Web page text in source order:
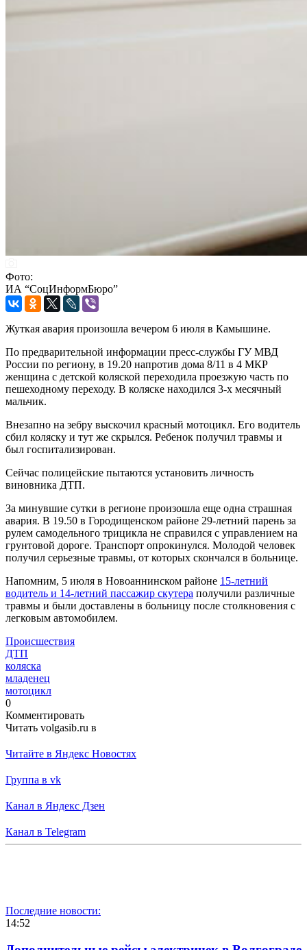
Фото:
ИА “СоцИнформБюро”
Жуткая авария произошла вечером 6 июля в Камышине.
По предварительной информации пресс-службы ГУ МВД
России по региону, в 19.20 напротив дома 8/11 в 4 МКР
женщина с детской коляской переходила проезжую часть по
пешеходному переходу. В коляске находился 3-х месячный
мальчик.
Внезапно на зебру выскочил красный мотоцикл. Его водитель
сбил коляску и тут же скрылся. Ребенок получил травмы и
был госпитализирован.
Сейчас полицейские пытаются установить личность
виновника ДТП.
За минувшие сутки в регионе произошла еще одна страшная
авария. В 19.50 в Городищенском районе 29-летний парень за
рулем самодельного трицикла не справился с управлением на
грунтовой дороге. Транспорт опрокинулся. Молодой человек
получил серьезные травмы, от которых скончался в больнице.
Напомним, 5 июля в Новоаннинском районе 15-летний
водитель и 14-летний пассажир скутера получили различные
травмы и были доставлены в больницу после столкновения с
легковым автомобилем.
Происшествия
ДТП
коляска
младенец
мотоцикл
0
Комментировать
Читать volgasib.ru в
Читайте в Яндекс Новостях
Группа в vk
Канал в Яндекс Дзен
Канал в Telegram
Последние новости:
14:52